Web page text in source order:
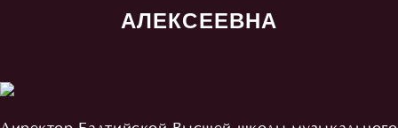
АЛЕКСЕЕВНА